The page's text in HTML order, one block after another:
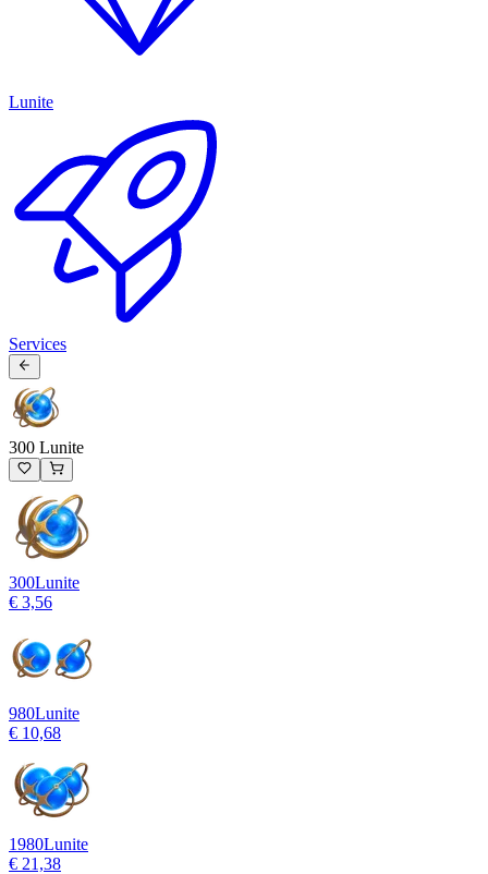
Lunite
Services
300 Lunite
300Lunite
€ 3,56
980Lunite
€ 10,68
1980Lunite
€ 21,38